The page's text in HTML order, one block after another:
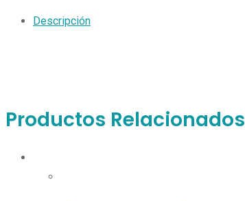
Descripción
Productos Relacionados